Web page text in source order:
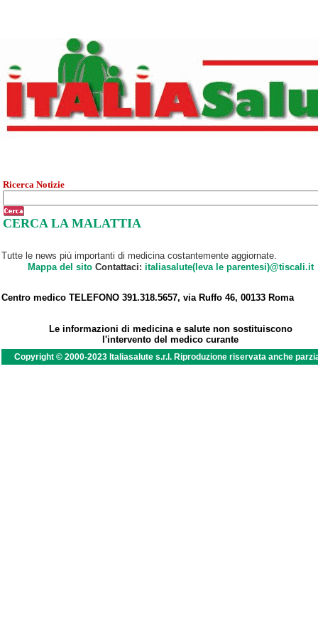
Ricerca Notizie
CERCA LA MALATTIA
Tutte le news più importanti di medicina costantemente aggiornate.
Mappa del sitoContattaci: italiasalute(leva le parentesi)@tiscali.it
Centro medico TELEFONO 391.318.5657, via Ruffo 46, 00133 Roma
Le informazioni di medicina e salute non sostituiscono
l'intervento del medico curante
Copyright © 2000-2023 Italiasalute s.r.l. Riproduzione riservata anche